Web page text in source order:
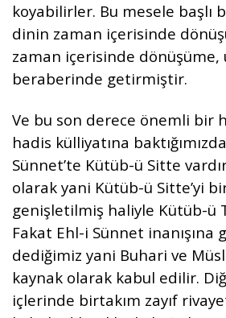
koyabilirler. Bu mesele başlı
dinin zaman içerisinde
zaman içerisinde dönüşüme,
beraberinde getirmiştir.
Ve bu son derece önemli bir
hadis külliyatına
Sünnet’te Kütüb-ü Sitte
olarak yani Kütüb-ü Sitte’yi
genişletilmiş haliyle Kütüb-ü
Fakat Ehl-i Sünnet inanışına
dediğimiz yani Buhari ve
kaynak olarak kabul edilir.
içlerinde birtakım zayıf